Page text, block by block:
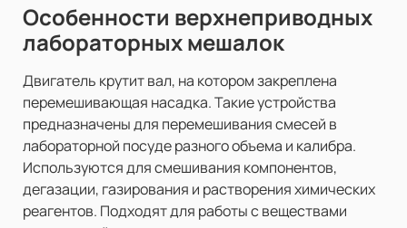
Особенности верхнеприводных
лабораторных мешалок
Двигатель крутит вал, на котором закреплена
перемешивающая насадка. Такие устройства
предназначены для перемешивания смесей в
лабораторной посуде разного объема и калибра.
Используются для смешивания компонентов,
дегазации, газирования и растворения химических
реагентов. Подходят для работы с веществами